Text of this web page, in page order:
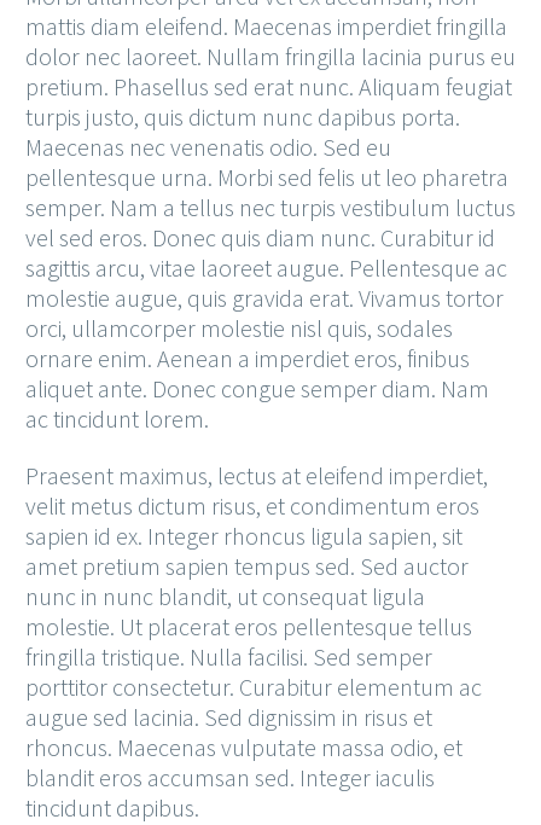
mattis diam eleifend. Maecenas imperdiet fringilla
dolor nec laoreet. Nullam fringilla lacinia purus eu
pretium. Phasellus sed erat nunc. Aliquam feugiat
turpis justo, quis dictum nunc dapibus porta.
Maecenas nec venenatis odio. Sed eu
pellentesque urna. Morbi sed felis ut leo pharetra
semper. Nam a tellus nec turpis vestibulum luctus
vel sed eros. Donec quis diam nunc. Curabitur id
sagittis arcu, vitae laoreet augue. Pellentesque ac
molestie augue, quis gravida erat. Vivamus tortor
orci, ullamcorper molestie nisl quis, sodales
ornare enim. Aenean a imperdiet eros, finibus
aliquet ante. Donec congue semper diam. Nam
ac tincidunt lorem.
Praesent maximus, lectus at eleifend imperdiet,
velit metus dictum risus, et condimentum eros
sapien id ex. Integer rhoncus ligula sapien, sit
amet pretium sapien tempus sed. Sed auctor
nunc in nunc blandit, ut consequat ligula
molestie. Ut placerat eros pellentesque tellus
fringilla tristique. Nulla facilisi. Sed semper
porttitor consectetur. Curabitur elementum ac
augue sed lacinia. Sed dignissim in risus et
rhoncus. Maecenas vulputate massa odio, et
blandit eros accumsan sed. Integer iaculis
tincidunt dapibus.